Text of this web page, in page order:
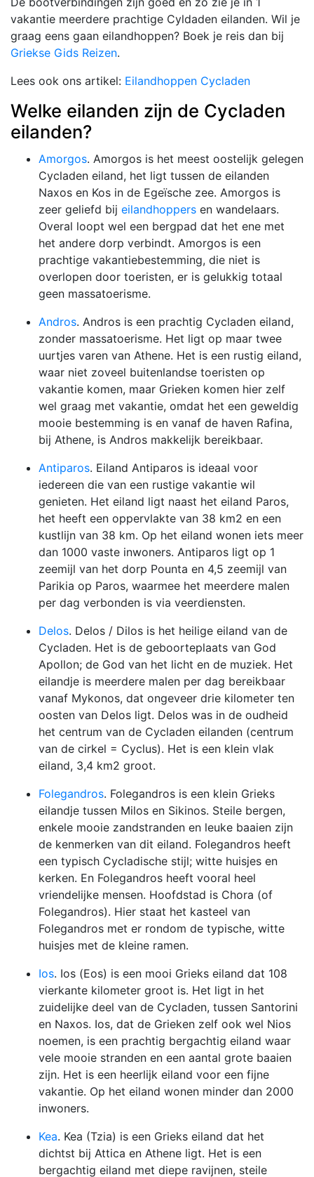
vakantie meerdere prachtige Cyldaden eilanden. Wil je
graag eens gaan eilandhoppen? Boek je reis dan bij
Griekse Gids Reizen.
Lees ook ons artikel: Eilandhoppen Cycladen
Welke eilanden zijn de Cycladen
eilanden?
Amorgos. Amorgos is het meest oostelijk gelegen
Cycladen eiland, het ligt tussen de eilanden
Naxos en Kos in de Egeïsche zee. Amorgos is
zeer geliefd bij eilandhoppers en wandelaars.
Overal loopt wel een bergpad dat het ene met
het andere dorp verbindt. Amorgos is een
prachtige vakantiebestemming, die niet is
overlopen door toeristen, er is gelukkig totaal
geen massatoerisme.
Andros. Andros is een prachtig Cycladen eiland,
zonder massatoerisme. Het ligt op maar twee
uurtjes varen van Athene. Het is een rustig eiland,
waar niet zoveel buitenlandse toeristen op
vakantie komen, maar Grieken komen hier zelf
wel graag met vakantie, omdat het een geweldig
mooie bestemming is en vanaf de haven Rafina,
bij Athene, is Andros makkelijk bereikbaar.
Antiparos. Eiland Antiparos is ideaal voor
iedereen die van een rustige vakantie wil
genieten. Het eiland ligt naast het eiland Paros,
het heeft een oppervlakte van 38 km2 en een
kustlijn van 38 km. Op het eiland wonen iets meer
dan 1000 vaste inwoners. Antiparos ligt op 1
zeemijl van het dorp Pounta en 4,5 zeemijl van
Parikia op Paros, waarmee het meerdere malen
per dag verbonden is via veerdiensten.
Delos. Delos / Dilos is het heilige eiland van de
Cycladen. Het is de geboorteplaats van God
Apollon; de God van het licht en de muziek. Het
eilandje is meerdere malen per dag bereikbaar
vanaf Mykonos, dat ongeveer drie kilometer ten
oosten van Delos ligt. Delos was in de oudheid
het centrum van de Cycladen eilanden (centrum
van de cirkel = Cyclus). Het is een klein vlak
eiland, 3,4 km2 groot.
Folegandros. Folegandros is een klein Grieks
eilandje tussen Milos en Sikinos. Steile bergen,
enkele mooie zandstranden en leuke baaien zijn
de kenmerken van dit eiland. Folegandros heeft
een typisch Cycladische stijl; witte huisjes en
kerken. En Folegandros heeft vooral heel
vriendelijke mensen. Hoofdstad is Chora (of
Folegandros). Hier staat het kasteel van
Folegandros met er rondom de typische, witte
huisjes met de kleine ramen.
Ios. Ios (Eos) is een mooi Grieks eiland dat 108
vierkante kilometer groot is. Het ligt in het
zuidelijke deel van de Cycladen, tussen Santorini
en Naxos. Ios, dat de Grieken zelf ook wel Nios
noemen, is een prachtig bergachtig eiland waar
vele mooie stranden en een aantal grote baaien
zijn. Het is een heerlijk eiland voor een fijne
vakantie. Op het eiland wonen minder dan 2000
inwoners.
Kea. Kea (Tzia) is een Grieks eiland dat het
dichtst bij Attica en Athene ligt. Het is een
bergachtig eiland met diepe ravijnen, steile